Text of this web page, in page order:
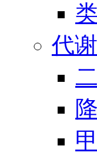
代